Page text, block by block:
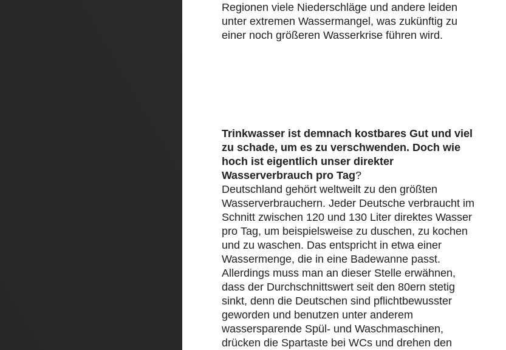
Regionen viele Niederschläge und andere leiden
unter extremen Wassermangel, was zukünftig zu
einer noch größeren Wasserkrise führen wird.
Trinkwasser ist demnach kostbares Gut und viel
zu schade, um es zu verschwenden. Doch wie
hoch ist eigentlich unser direkter
Wasserverbrauch pro Tag?
Deutschland gehört weltweilt zu den größten
Wasserverbrauchern. Jeder Deutsche verbraucht im
Schnitt zwischen 120 und 130 Liter direktes Wasser
pro Tag, um beispielsweise zu duschen, zu kochen
und zu waschen. Das entspricht in etwa einer
Wassermenge, die in eine Badewanne passt.
Allerdings muss man an dieser Stelle erwähnen,
dass der Durchschnittswert seit den 80ern stetig
sinkt, denn die Deutschen sind pflichtbewusster
geworden und benutzen unter anderem
wassersparende Spül- und Waschmaschinen,
drücken die Spartaste bei WCs und drehen den